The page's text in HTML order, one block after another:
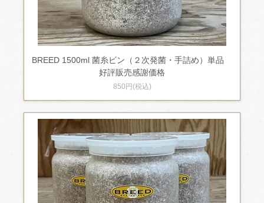
BREED 1500ml 菌糸ビン（２次発菌・手詰め）単品
好評販売感謝価格
850円(税込)